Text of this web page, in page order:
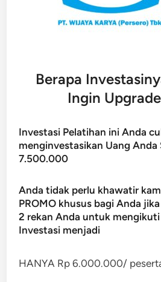
Berapa
Ingin
Investasi Pelatihan ini Anda
menginvestasikan Uang Anda
7.500.000
Anda tidak perlu khawatir
PROMO khusus bagi Anda
2 rekan Anda untuk
Investasi menjadi
HANYA Rp 6.000.000/